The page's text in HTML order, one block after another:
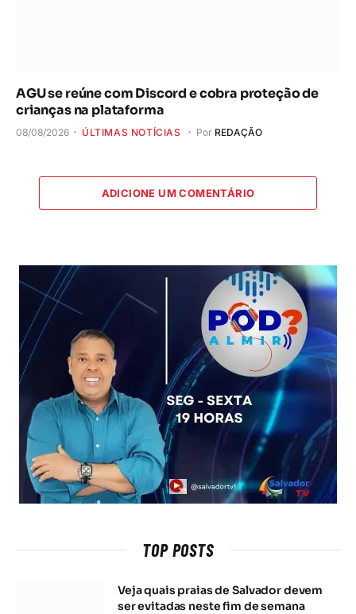
AGU se reúne com Discord e cobra proteção de
crianças na plataforma
08/08/2026 ÚLTIMAS NOTÍCIAS Por REDAÇÃO
ADICIONE UM COMENTÁRIO
TOP POSTS
Veja quais praias de Salvador devem
ser evitadas neste fim de semana